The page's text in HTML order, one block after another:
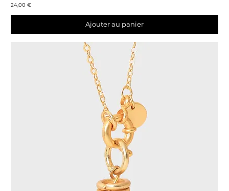
Prix
24,00 €
Ajouter au panier